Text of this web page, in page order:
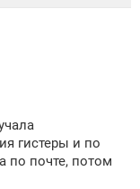
гистеры и по
по почте, потом